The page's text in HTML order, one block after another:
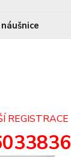
REGISTRACE